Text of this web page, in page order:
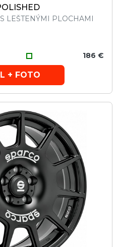
LEŠTENÝMI PLOCHAMI
186 €
+ FOTO